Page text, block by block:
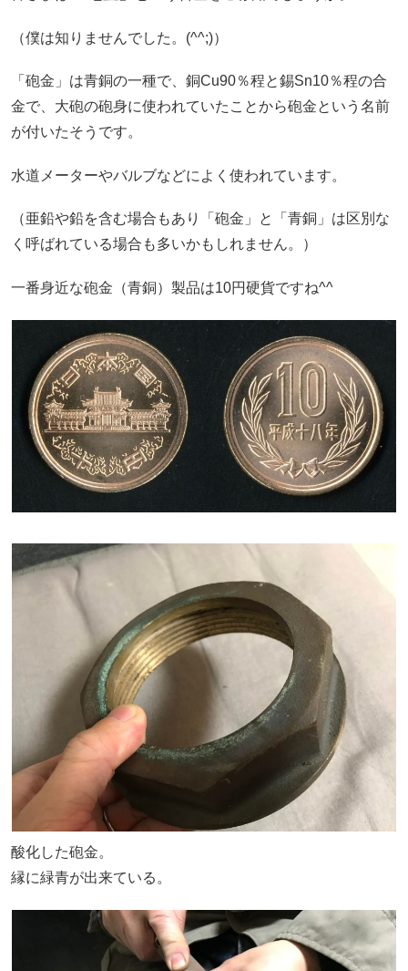
（僕は知りませんでした。(^^;)）
「砲金」は青銅の一種で、銅Cu90％程と錫Sn10％程の合
金で、大砲の砲身に使われていたことから砲金という名前
が付いたそうです。
水道メーターやバルブなどによく使われています。
（亜鉛や鉛を含む場合もあり「砲金」と「青銅」は区別な
く呼ばれている場合も多いかもしれません。）
一番身近な砲金（青銅）製品は10円硬貨ですね^^
酸化した砲金。
縁に緑青が出来ている。